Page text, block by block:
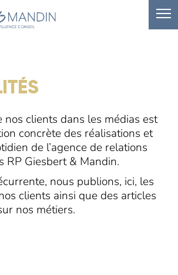
nos clients dans les médias est
concrète des réalisations et
de l’agence de relations
RP Giesbert & Mandin.
nous publions, ici, les
clients ainsi que des articles
nos métiers.